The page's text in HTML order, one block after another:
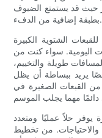
حيث قد يستمتع الضيوف
بطبقة إضافية من الدفء.
الشتوية الكبيرة
اليومية. سواء كنت من
طويلة والتخييم،
يريد ببساطة أن يظل
من القبعات الصغيرة في
يوفر حلاً عمليًا ومتعدد
من تخطيط